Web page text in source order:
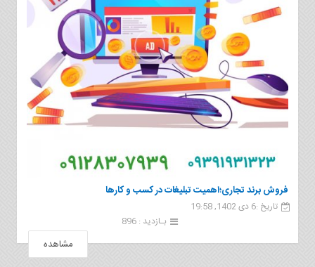
فروش برند تجاری؛اهمیت تبلیغات در کسب و کارها
تاریخ :6 دی 1402, 19:58
بـازدید : 896
مشاهده